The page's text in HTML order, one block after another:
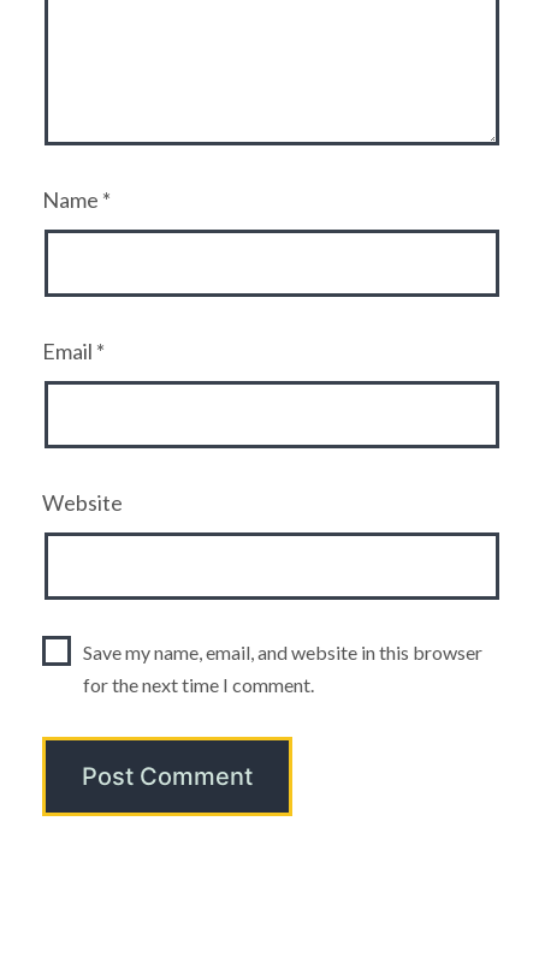
Name *
Email *
Website
Save my name, email, and website in this browser
for the next time I comment.